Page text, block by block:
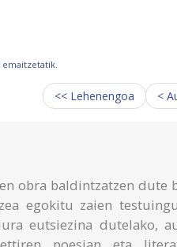
emaitzetatik.
<< Lehenengoa <
obra baldintzatzen dute
egokitu zaien
eutsiezina dutelako,